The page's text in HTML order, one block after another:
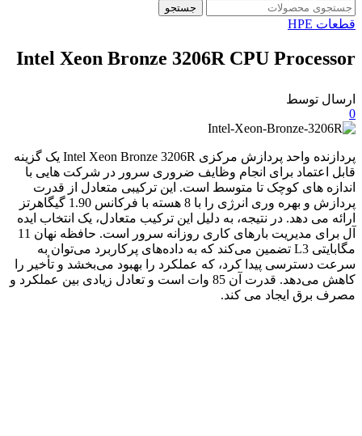
جستجو
قطعات HPE
Intel Xeon Bronze 3206R CPU Processor
ارسال توسط
0
پردازنده واحد پردازش مرکزی Intel Xeon Bronze 3206R یک گزینه
قابل اعتماد برای انجام وظایف ضروری سرور در شرکت هایی با
اندازه های کوچک تا متوسط ​​است. این ترکیبی متعادل از قدرت
پردازش و بهره وری انرژی را با 8 هسته با فرکانس 1.90 گیگاهرتز
ارائه می دهد. در نتیجه، به دلیل این ترکیب متعادل، یک انتخاب ایده
آل برای مدیریت بارهای کاری روزانه سرور است. حافظه نهان 11
مگابایتی L3 تضمین می‌کند که به داده‌های پرکاربرد می‌توان به
سرعت دسترسی پیدا کرد، که عملکرد را بهبود می‌بخشد و تأخیر را
کاهش می‌دهد. قدرت آن 85 وات است و تعادل زیادی بین عملکرد و
مصرف برق ایجاد می کند.